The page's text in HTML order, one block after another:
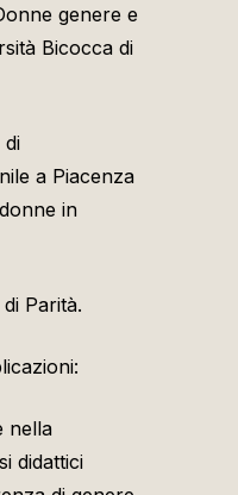
genere e
Bicocca di
di
a Piacenza
in
Parità.
nella
didattici